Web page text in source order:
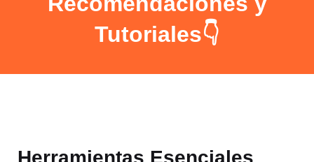
Tutoriales👇
Herramientas Esenciales